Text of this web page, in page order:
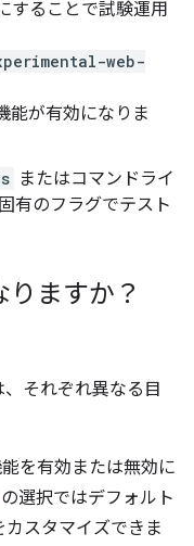
することで試験運用
web-
能が有効になりま
またはコマンドライ
有のフラグでテスト
ますか？
それぞれ異なる目
を有効または無効に
の選択ではデフォルト
スタマイズできま